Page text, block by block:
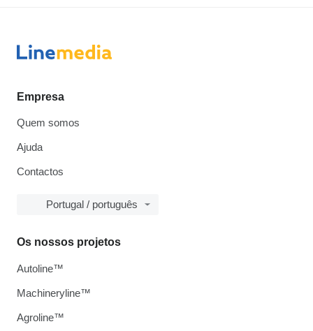
Empresa
Quem somos
Ajuda
Contactos
Portugal / português
Os nossos projetos
Autoline™
Machineryline™
Agroline™